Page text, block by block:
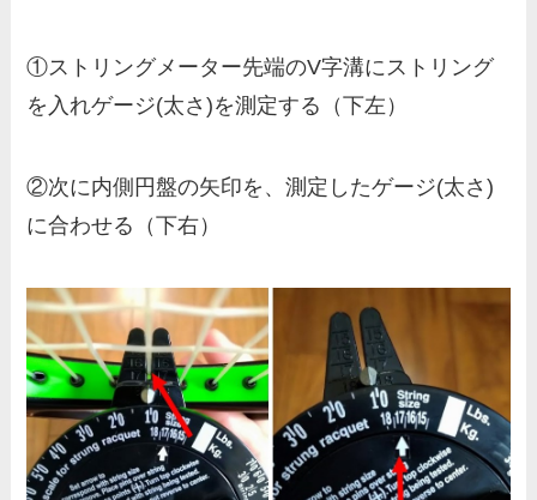
①ストリングメーター先端のV字溝にストリング
を入れゲージ(太さ)を測定する（下左）
②次に内側円盤の矢印を、測定したゲージ(太さ)
に合わせる（下右）